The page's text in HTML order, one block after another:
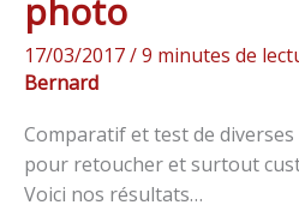
photo
17/03/2017/9 minutes de
Bernard
Comparatif et test de
pour retoucher et surtout
Voici nos résultats…